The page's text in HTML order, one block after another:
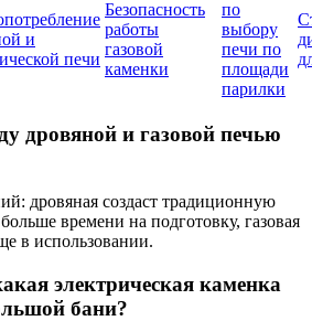
и
печи
Безопасность
работы
газовой
каменки
по
выбору
печи по
площади
парилки
дровяной и газовой печью
дровяная создаст традиционную
времени на подготовку, газовая
в использовании.
электрическая каменка
бани?